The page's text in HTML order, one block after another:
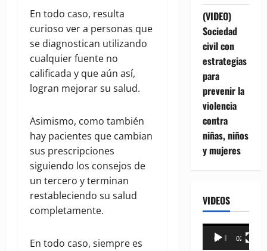
En todo caso, resulta
curioso ver a personas que
se diagnostican utilizando
cualquier fuente no
calificada y que aún así,
logran mejorar su salud.
Asimismo, como también
hay pacientes que cambian
sus prescripciones
siguiendo los consejos de
un tercero y terminan
restableciendo su salud
completamente.
En todo caso, siempre es
(VIDEO)
Sociedad
civil con
estrategias
para
prevenir la
violencia
contra
niñas, niños
y mujeres
VIDEOS
Reproductor
00:00 02:18